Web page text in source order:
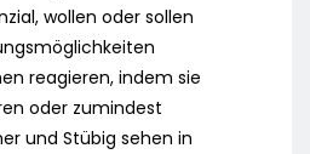
wollen oder sollen
reagieren, indem sie
oder zumindest
und Stübig sehen in